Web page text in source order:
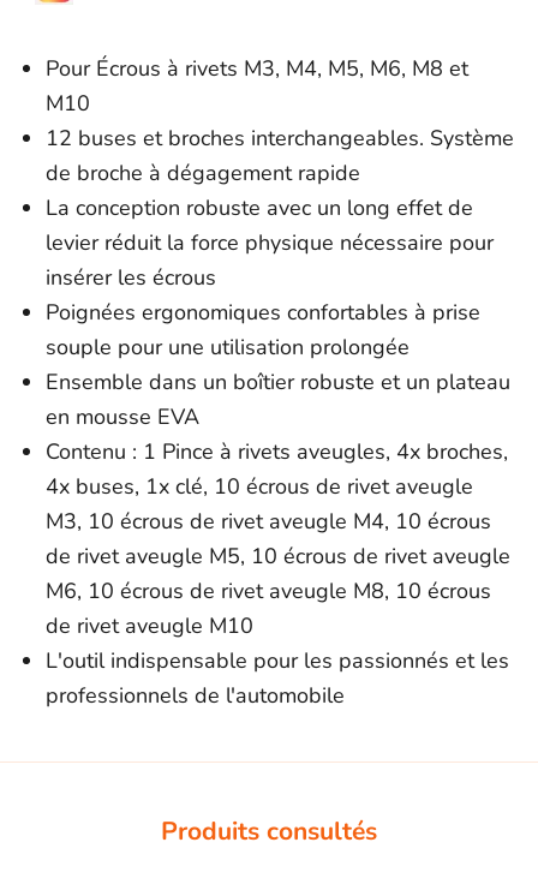
Pour Écrous à rivets M3, M4, M5, M6, M8 et
M10
12 buses et broches interchangeables. Système
de broche à dégagement rapide
La conception robuste avec un long effet de
levier réduit la force physique nécessaire pour
insérer les écrous
Poignées ergonomiques confortables à prise
souple pour une utilisation prolongée
Ensemble dans un boîtier robuste et un plateau
en mousse EVA
Contenu : 1 Pince à rivets aveugles, 4x broches,
4x buses, 1x clé, 10 écrous de rivet aveugle
M3, 10 écrous de rivet aveugle M4, 10 écrous
de rivet aveugle M5, 10 écrous de rivet aveugle
M6, 10 écrous de rivet aveugle M8, 10 écrous
de rivet aveugle M10
L'outil indispensable pour les passionnés et les
professionnels de l'automobile
Produits consultés